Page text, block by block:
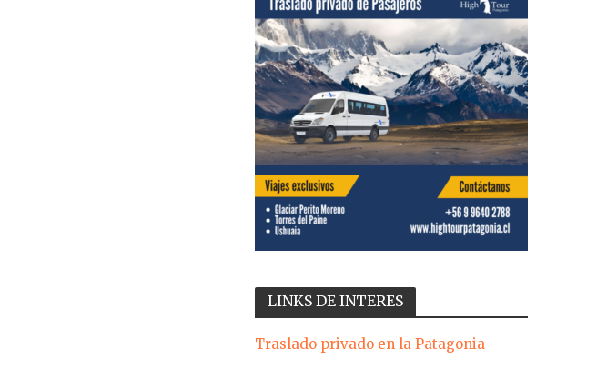
LINKS DE INTERES
Traslado privado en la Patagonia